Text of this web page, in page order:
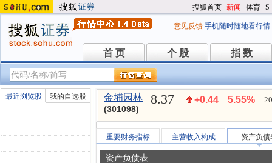
搜狐首页-新闻 -体育-S
意见反馈 手机随时随地看行情
首 页
首 页 个 股
个 股 指 数
指 数
最近浏览股 我的自选股 金埔园林
(301098)
8.37 +0.44 5.55%
重要财务指标 主营收入构成 资产负债
资产负债表